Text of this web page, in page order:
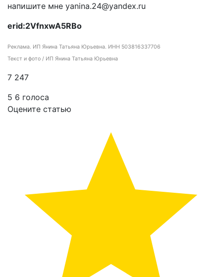
напишите мне yanina.24@yandex.ru
erid:2VfnxwA5RBo
Реклама. ИП Янина Татьяна Юрьевна. ИНН 503816337706
Текст и фото / ИП Янина Татьяна Юрьевна
7 247
5 6 голоса
Оцените статью